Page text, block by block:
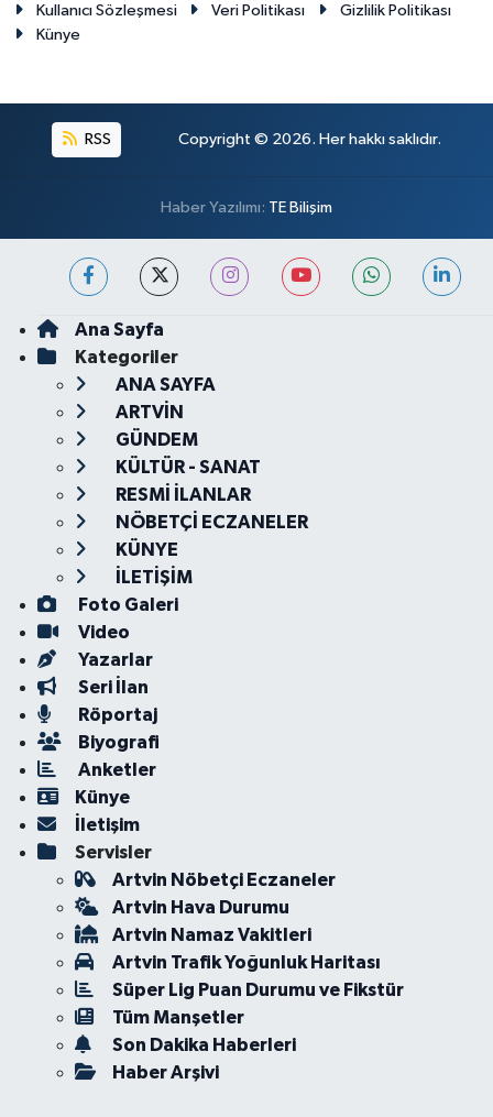
Kullanıcı Sözleşmesi
Veri Politikası
Gizlilik Politikası
Künye
RSS Copyright © 2026. Her hakkı saklıdır.
Haber Yazılımı: TE Bilişim
Ana Sayfa
Kategoriler
ANA SAYFA
ARTVİN
GÜNDEM
KÜLTÜR - SANAT
RESMİ İLANLAR
NÖBETÇİ ECZANELER
KÜNYE
İLETİŞİM
Foto Galeri
Video
Yazarlar
Seri İlan
Röportaj
Biyografi
Anketler
Künye
İletişim
Servisler
Artvin Nöbetçi Eczaneler
Artvin Hava Durumu
Artvin Namaz Vakitleri
Artvin Trafik Yoğunluk Haritası
Süper Lig Puan Durumu ve Fikstür
Tüm Manşetler
Son Dakika Haberleri
Haber Arşivi